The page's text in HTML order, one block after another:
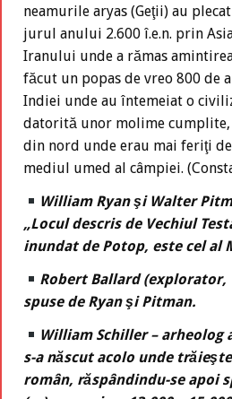
neamurile aryas (Geţii) au
jurul anului 2.600 î.e.n. prin
Iranului unde a rămas
făcut un popas de vreo 800 de
Indiei unde au întemeiat o
datorită unor molime
din nord unde erau mai feriţi
mediul umed al câmpiei.
William Ryan şi Walter
„Locul descris de Vechiul
inundat de Potop, este cel al
Robert Ballard (explorator,
spuse de Ryan şi Pitman.
William Schiller – arheolog
s-a născut acolo unde
român, răspândindu-se apoi